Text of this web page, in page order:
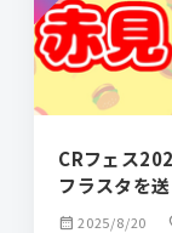
CRフェス
フラスタを
calendar_month 2025/8/20